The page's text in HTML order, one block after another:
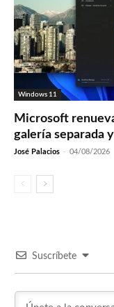
Windows 11
Microsoft
galería separada
José Palacios - 04/08/2026
Suscríbete